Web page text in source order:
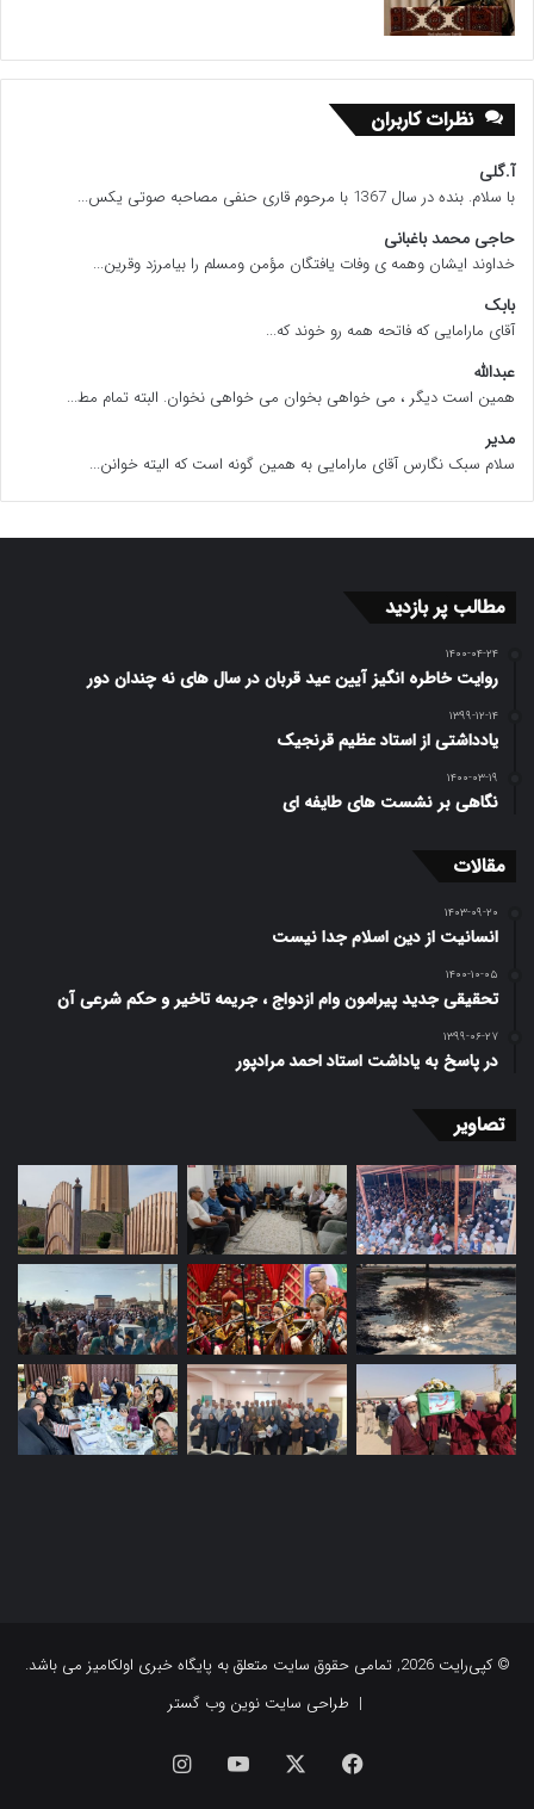
نظرات کاربران
آ.گلی
با سلام. بنده در سال 1367 با مرحوم قاری حنفی مصاحبه صوتی یکس...
حاجی محمد باغبانی
خداوند ایشان وهمه ی وفات یافتگان مؤمن ومسلم را بیامرزد وقرین...
بابک
آقای مارامایی که فاتحه همه رو خوند که...
عبدالله
همین است دیگر ، می خواهی بخوان می خواهی نخوان. البته تمام مط...
مدیر
سلام سبک نگارس آقای مارامایی به همین گونه است که الیته خوانن...
مطالب پر بازدید
۱۴۰۰-۰۴-۲۴
روایت خاطره انگیز آیین عید قربان در سال های نه چندان دور
۱۳۹۹-۱۲-۱۴
یادداشتی از استاد عظیم قرنجیک
۱۴۰۰-۰۳-۱۹
نگاهی بر نشست های طایفه ای
مقالات
۱۴۰۳-۰۹-۲۰
انسانیت از دین اسلام جدا نیست
۱۴۰۰-۱۰-۰۵
تحقیقی جدید پیرامون وام ازدواج ، جریمه تاخیر و حکم شرعی آن
۱۳۹۹-۰۶-۲۷
در پاسخ به یاداشت استاد احمد مرادپور
تصاویر
© کپی‌رایت 2026, تمامی حقوق سایت متعلق به پایگاه خبری اولکامیز می باشد.
| طراحی سایت نوین وب گستر
فیس
یوتیوب